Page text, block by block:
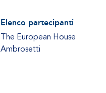
Elenco partecipanti
The European House
Ambrosetti